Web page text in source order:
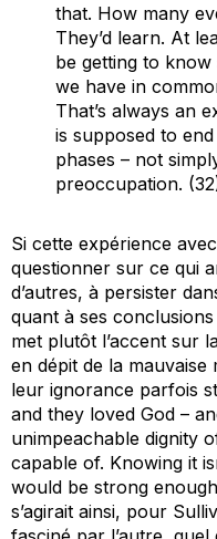
that. How many
They’d learn. At
be getting to
we have in
That’s always an
is supposed to
phases – not
preoccupation.
Si cette expérience
questionner sur ce qui
d’autres, à persister
quant à ses
met plutôt l’accent sur
en dépit de la
leur ignorance parfois
and they loved God –
unimpeachable dignity
capable of. Knowing it
would be strong
s’agirait ainsi, pour